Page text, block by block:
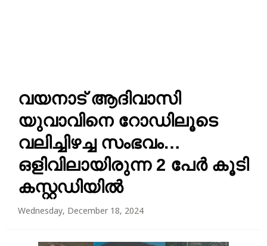
വയനാട് ആദിവാസി
യുവാവിനെ റോഡിലൂടെ
വലിച്ചിഴച്ച സംഭവം…
ഒളിവിലായിരുന്ന 2 പേർ കൂടി
കസ്റ്റഡിയിൽ
Wednesday, December 18, 2024